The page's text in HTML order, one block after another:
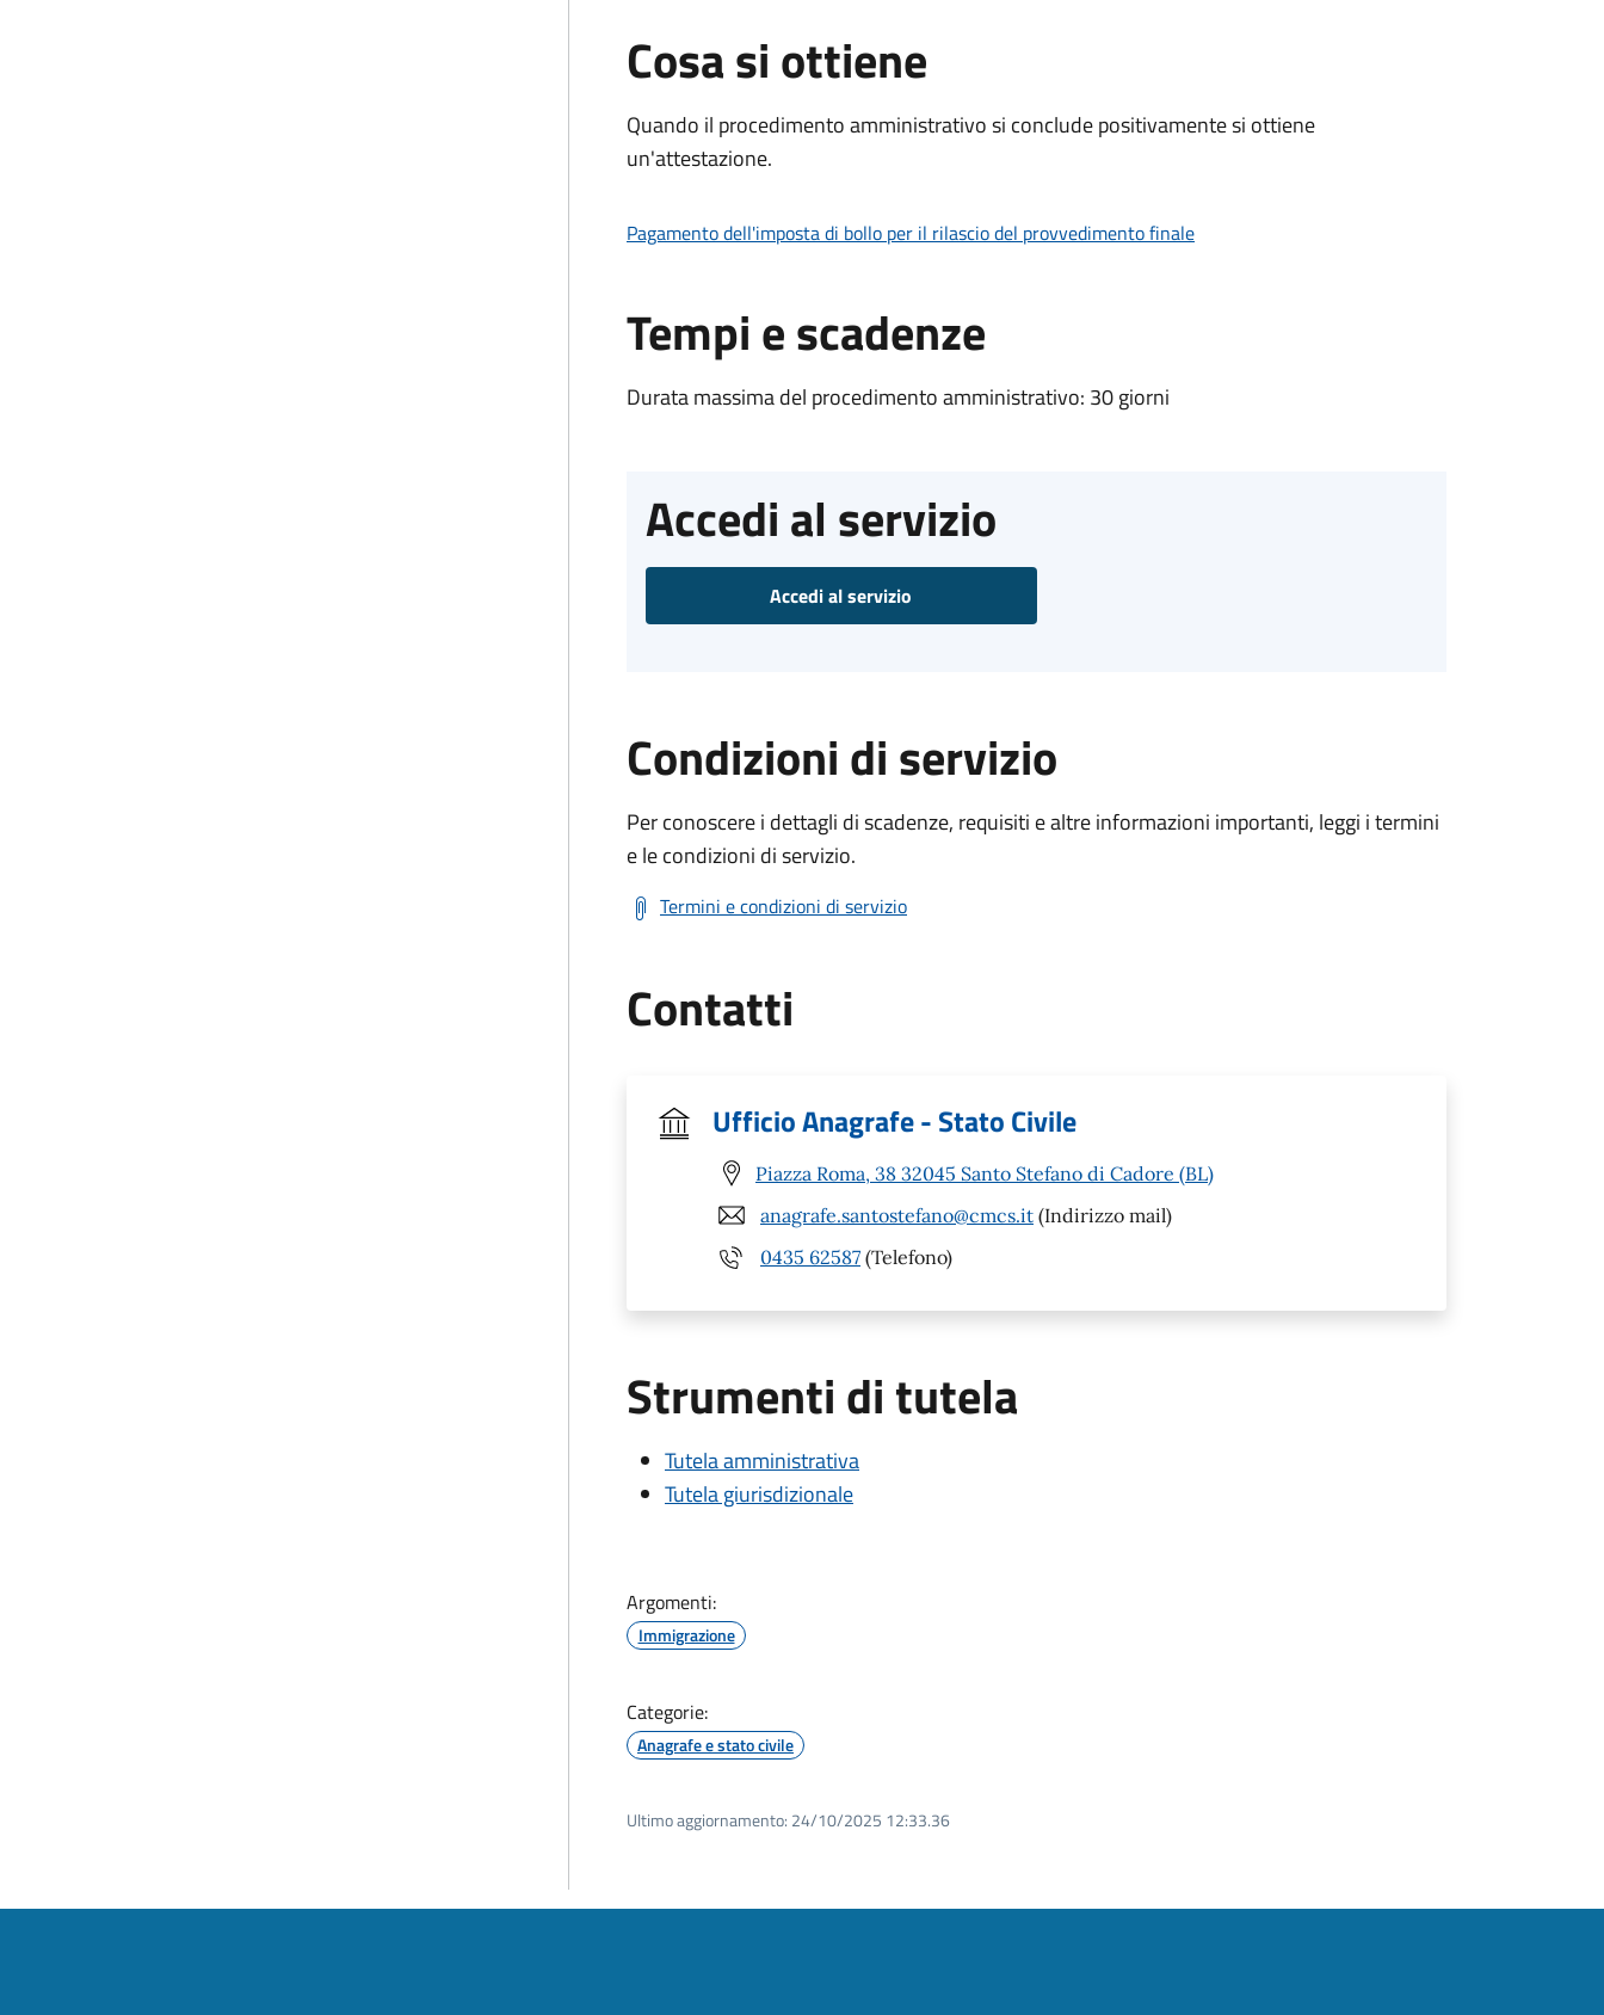
Cosa si ottiene
Quando il procedimento amministrativo si conclude positivamente si ottiene
un'attestazione.
Pagamento dell'imposta di bollo per il rilascio del provvedimento finale
Tempi e scadenze
Durata massima del procedimento amministrativo: 30 giorni
Accedi al servizio
Accedi al servizio
Condizioni di servizio
Per conoscere i dettagli di scadenze, requisiti e altre informazioni importanti, leggi i termini
e le condizioni di servizio.
Termini e condizioni di servizio
Contatti
Ufficio Anagrafe - Stato Civile
Piazza Roma, 38 32045 Santo Stefano di Cadore (BL)
anagrafe.santostefano@cmcs.it (Indirizzo mail)
0435 62587 (Telefono)
Strumenti di tutela
Tutela amministrativa
Tutela giurisdizionale
Argomenti:
Immigrazione
Categorie:
Anagrafe e stato civile
Ultimo aggiornamento: 24/10/2025 12:33.36